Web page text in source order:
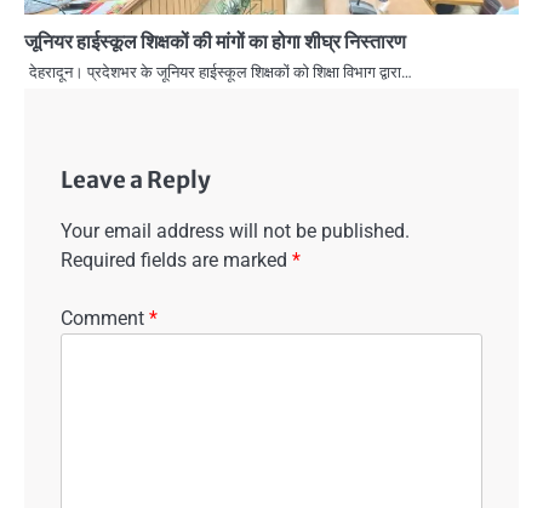
जूनियर हाईस्कूल शिक्षकों की मांगों का होगा शीघ्र निस्तारण
देहरादून। प्रदेशभर के जूनियर हाईस्कूल शिक्षकों को शिक्षा विभाग द्वारा…
Leave a Reply
Your email address will not be published.
Required fields are marked *
Comment *